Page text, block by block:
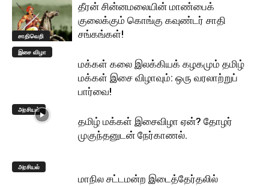
சாதிவெறி
தீரன் சின்னமலையின் மாண்பைக்
குலைக்கும் கொங்கு கவுண்டர் சாதி
சங்கங்கள்!
இசை விழா
மக்கள் கலை இலக்கியக் கழகமும் தமிழ்
மக்கள் இசை விழாவும்: ஒரு வரலாற்றுப்
பார்வை!
அரசியல்
தமிழ் மக்கள் இசைவிழா ஏன்? தோழர்
முகுந்தனுடன் நேர்காணல்.
அரசியல்
மாநில சட்டமன்ற இடைத்தேர்தலில்